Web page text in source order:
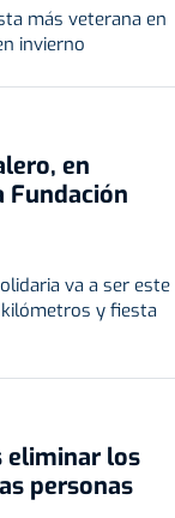
más veterana en
invierno
en
Fundación
va a ser este
y fiesta
eliminar los
personas